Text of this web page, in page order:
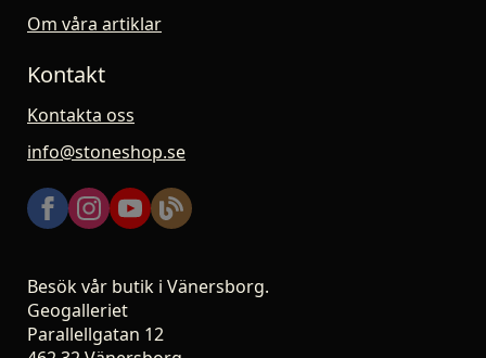
Om våra artiklar
Kontakt
Kontakta oss
info@stoneshop.se
Besök vår butik i Vänersborg.
Geogalleriet
Parallellgatan 12